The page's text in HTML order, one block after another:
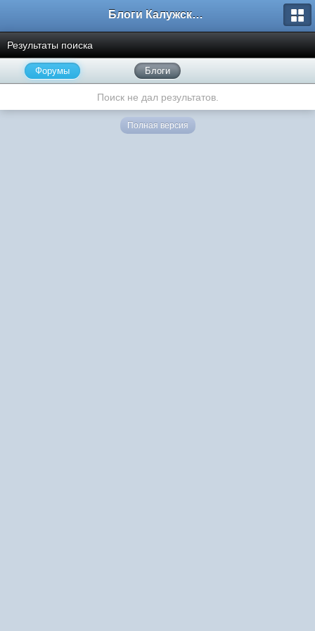
Блоги Калужского перекрестка
Результаты поиска
Форумы Блоги
Поиск не дал результатов.
Полная версия